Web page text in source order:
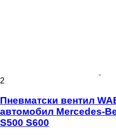
2
Пневматски вентил
aвтомобил Mercedes-
S500 S600